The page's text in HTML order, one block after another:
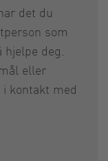
det du
som
deg.
eller
kontakt med